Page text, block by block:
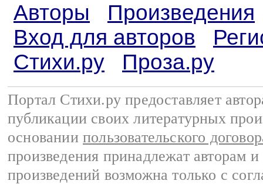
Авторы
Произведения
Вход для авторов
Стихи.ру
Проза.ру
Портал Стихи.ру предоставляет
публикации своих литературных
основании пользовательского
произведения принадлежат авторам
произведений возможна только с